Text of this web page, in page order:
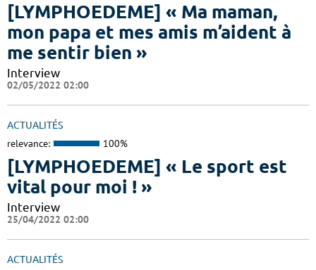
[LYMPHOEDEME] « Ma maman,
mon papa et mes amis m’aident à
me sentir bien »
Interview
02/05/2022 02:00
ACTUALITÉS
relevance: 100%
[LYMPHOEDEME] « Le sport est
vital pour moi ! »
Interview
25/04/2022 02:00
ACTUALITÉS